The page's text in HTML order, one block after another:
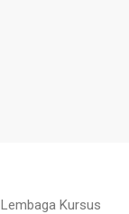
Lembaga Kursus